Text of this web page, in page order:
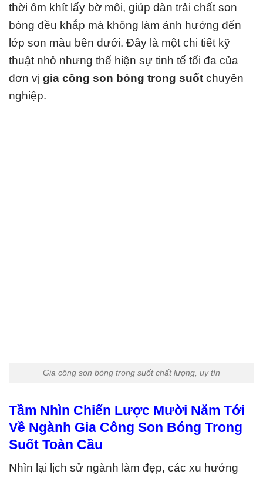
thời ôm khít lấy bờ môi, giúp dàn trải chất son
bóng đều khắp mà không làm ảnh hưởng đến
lớp son màu bên dưới. Đây là một chi tiết kỹ
thuật nhỏ nhưng thể hiện sự tinh tế tối đa của
đơn vị gia công son bóng trong suốt chuyên
nghiệp.
Gia công son bóng trong suốt chất lượng, uy tín
Tầm Nhìn Chiến Lược Mười Năm Tới
Về Ngành Gia Công Son Bóng Trong
Suốt Toàn Cầu
Nhìn lại lịch sử ngành làm đẹp, các xu hướng